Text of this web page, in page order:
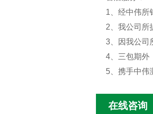
1、经中伟所
2、我公司所
3、因我公司
4、三包期外
5、携手中
在线咨询